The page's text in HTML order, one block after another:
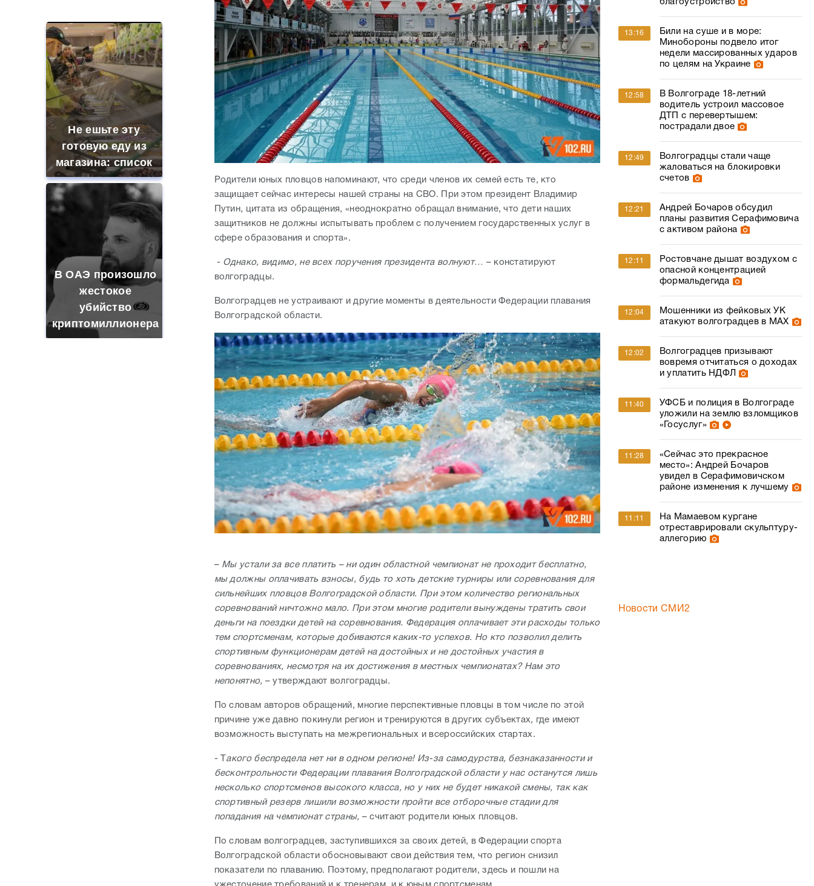
Не ешьте эту
готовую еду из
магазина: список
В ОАЭ произошло
жестокое
убийство
криптомиллионера
Родители юных пловцов напоминают, что среди членов их семей есть те, кто
защищает сейчас интересы нашей страны на СВО. При этом президент Владимир
Путин, цитата из обращения, «неоднократно обращал внимание, что дети наших
защитников не должны испытывать проблем с получением государственных услуг в
сфере образования и спорта».
- Однако, видимо, не всех поручения президента волнуют… – констатируют
волгоградцы.
Волгоградцев не устраивают и другие моменты в деятельности Федерации плавания
Волгоградской области.
– Мы устали за все платить – ни один областной чемпионат не проходит бесплатно,
мы должны оплачивать взносы, будь то хоть детские турниры или соревнования для
сильнейших пловцов Волгоградской области. При этом количество региональных
соревнований ничтожно мало. При этом многие родители вынуждены тратить свои
деньги на поездки детей на соревнования. Федерация оплачивает эти расходы только
тем спортсменам, которые добиваются каких-то успехов. Но кто позволил делить
спортивным функционерам детей на достойных и не достойных участия в
соревнованиях, несмотря на их достижения в местных чемпионатах? Нам это
непонятно, – утверждают волгоградцы.
По словам авторов обращений, многие перспективные пловцы в том числе по этой
причине уже давно покинули регион и тренируются в других субъектах, где имеют
возможность выступать на межрегиональных и всероссийских стартах.
- Т акого беспредела нет ни в одном регионе! Из-за самодурства, безнаказанности и
бесконтрольности Федерации плавания Волгоградской области у нас останутся лишь
несколько спортсменов высокого класса, но у них не будет никакой смены, так как
спортивный резерв лишили возможности пройти все отборочные стадии для
попадания на чемпионат страны, – считают родители юных пловцов.
По словам волгоградцев, заступившихся за своих детей, в Федерации спорта
Волгоградской области обосновывают свои действия тем, что регион снизил
показатели по плаванию. Поэтому, предполагают родители, здесь и пошли на
благоустройство
13:16
Били на суше и в море:
Минобороны подвело итог
недели массированных ударов
по целям на Украине
12:58
В Волгограде 18-летний
водитель устроил массовое
ДТП с перевертышем:
пострадали двое
12:49
Волгоградцы стали чаще
жаловаться на блокировки
счетов
12:21
Андрей Бочаров обсудил
планы развития Серафимовича
с активом района
12:11
Ростовчане дышат воздухом с
опасной концентрацией
формальдегида
12:04
Мошенники из фейковых УК
атакуют волгоградцев в МАХ
12:02
Волгоградцев призывают
вовремя отчитаться о доходах
и уплатить НДФЛ
11:40
УФСБ и полиция в Волгограде
уложили на землю взломщиков
«Госуслуг»
11:28
«Сейчас это прекрасное
место»: Андрей Бочаров
увидел в Серафимовичском
районе изменения к лучшему
11:11
На Мамаевом кургане
отреставрировали скульптуру-
аллегорию
Новости СМИ2